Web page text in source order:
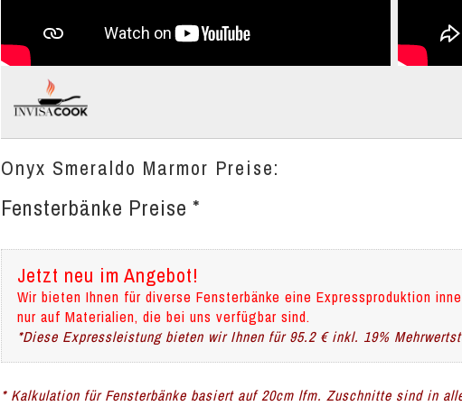
Onyx Smeraldo Marmor Preise:
Fensterbänke Preise *
Jetzt neu im Angebot!
Wir bieten Ihnen für diverse Fensterbänke eine Expressproduktion
nur auf Materialien, die bei uns verfügbar sind.
*Diese Expressleistung bieten wir Ihnen für 95.2 € inkl. 19%
* Kalkulation für Fensterbänke basiert auf 20cm lfm. Zuschnitte sind in